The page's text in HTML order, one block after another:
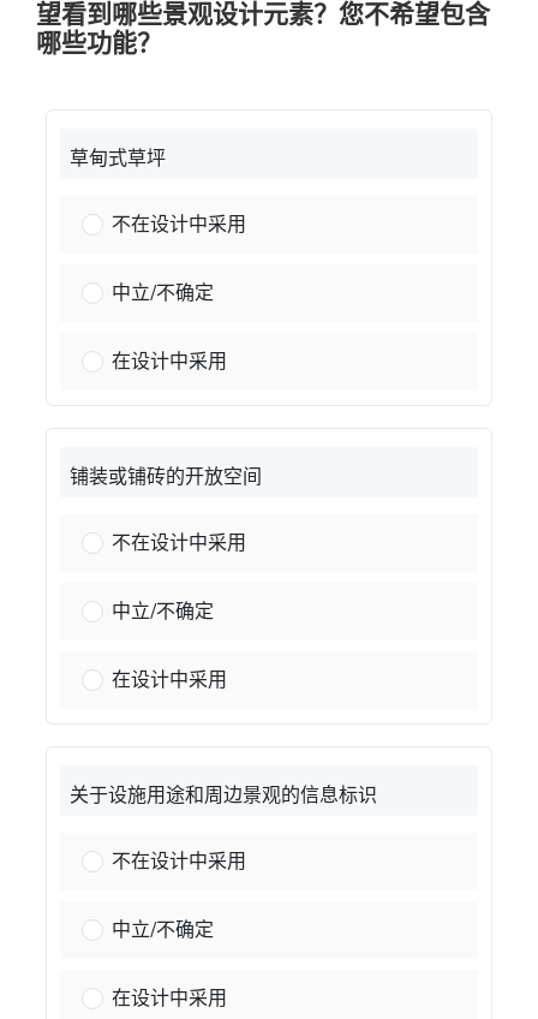
望看到哪些景观设计元素？您不希望包含
哪些功能？
草甸式草坪
草甸般的草坪：
不在设计中采用
草甸般的草坪：
中立/不确定
草甸般的草坪：
在设计中采用
铺装或铺砖的开放空间
铺设路面或瓷砖的开放空间：
不在设计中采用
铺设路面或瓷砖的开放空间：
中立/不确定
铺设路面或瓷砖的开放空间：
在设计中采用
关于设施用途和周边景观的信息标识
介绍设施用途和周边景观的信息标牌：
不在设计中采用
介绍设施用途和周边景观的信息标牌：
中立/不确定
介绍设施用途和周边景观的信息标牌：
在设计中采用